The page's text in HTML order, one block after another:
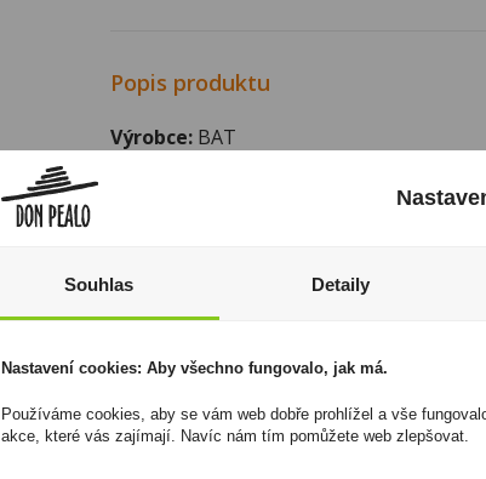
Popis produktu
Výrobce: BAT
I přesto, že jsou informace o výrobcích
odpovědnost za jakékoliv nesprávné
zákona. Tyto informace jsou podávány pouze
kopírovány bez předchozího souhlasu
Souhlas Detaily
Nastavení cookies: Aby všechno fungovalo, jak má.
Používáme cookies, aby se vám web dobře prohlížel a vše
akce, které vás zajímají. Navíc nám tím pomůžete web zlepšovat.